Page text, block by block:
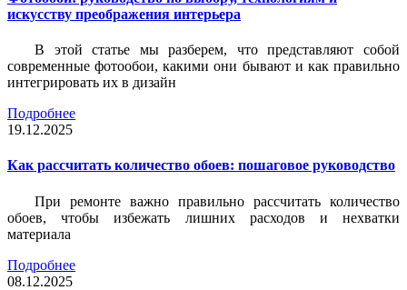
искусству преображения интерьера
В этой статье мы разберем, что представляют собой
современные фотообои, какими они бывают и как правильно
интегрировать их в дизайн
Подробнее
19.12.2025
Как рассчитать количество обоев: пошаговое руководство
При ремонте важно правильно рассчитать количество
обоев, чтобы избежать лишних расходов и нехватки
материала
Подробнее
08.12.2025